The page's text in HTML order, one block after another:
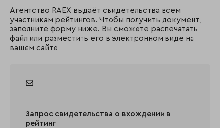
Агентство RAEX выдаёт свидетельства всем
участникам рейтингов. Чтобы получить документ,
заполните форму ниже. Вы сможете распечатать
файл или разместить его в электронном виде на
вашем сайте
Запрос свидетельства о вхождении в
рейтинг